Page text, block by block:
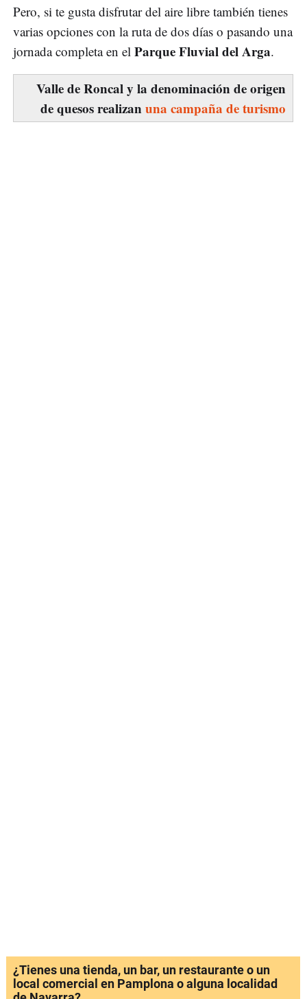
Pero, si te gusta disfrutar del aire libre también tienes
varias opciones con la ruta de dos días o pasando una
jornada completa en el Parque Fluvial del Arga.
Valle de Roncal y la denominación de origen
de quesos realizanuna campaña de turismo
¿Tienes una tienda, un bar, un restaurante o un
local comercial en Pamplona o alguna localidad